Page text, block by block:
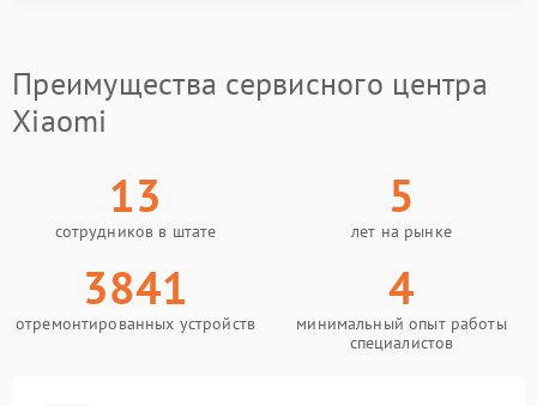
Преимущества сервисного центра
Xiaomi
13
сотрудников в штате
5
лет на рынке
3841
отремонтированных устройств
4
минимальный опыт работы
специалистов